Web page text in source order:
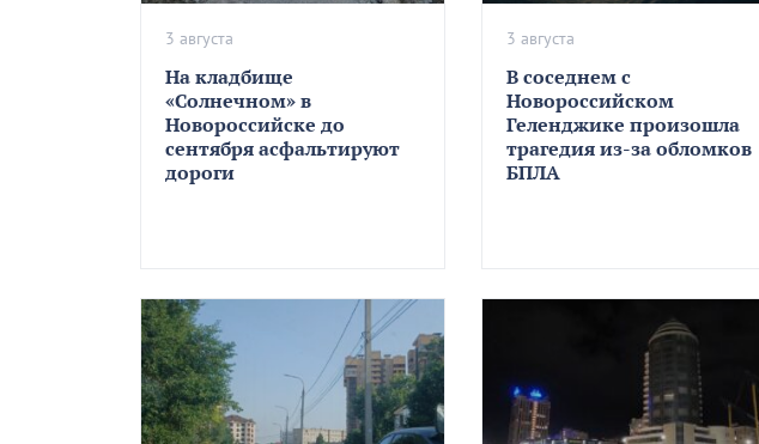
На кладбище
«Солнечном» в
Новороссийске до
сентября асфальтируют
дороги
3 августа
В соседнем с
Новороссийском
Геленджике произошла
трагедия из-за обломков
БПЛА
3 августа